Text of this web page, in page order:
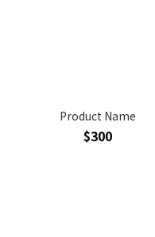
Product Name
$300